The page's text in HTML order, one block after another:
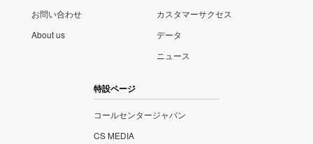
お問い合わせ
About us
カスタマーサクセス
データ
ニュース
特設ページ
コールセンタージャパン
CS MEDIA